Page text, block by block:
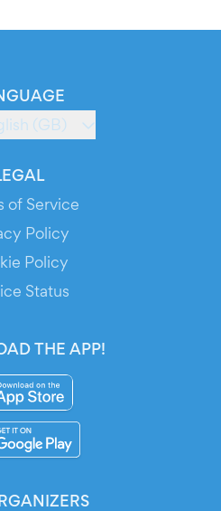
(GB)
of Service
Policy
Policy
Status
THE APP!